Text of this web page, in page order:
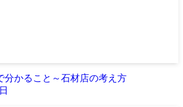
分かること～石材店の考え方